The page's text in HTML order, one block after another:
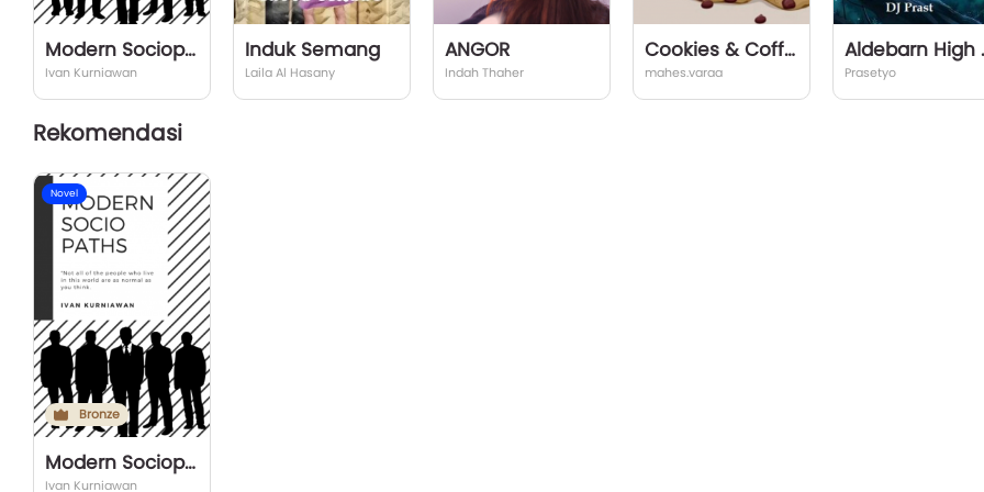
Modern Sociopaths
Ivan Kurniawan
Induk Semang
Laila Al Hasany
ANGOR
Indah Thaher
Cookies & Coffee
mahes.varaa Prasetyo
Rekomendasi
Novel
Bronze
Modern Sociopaths
Ivan Kurniawan